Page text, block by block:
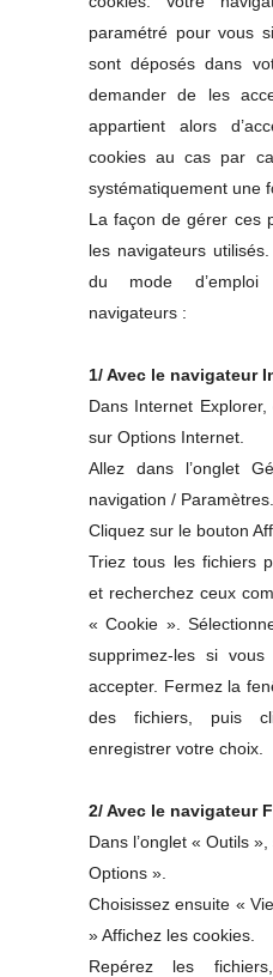
paramétré pour vous
sont déposés dans
demander de les
appartient alors
cookies au cas par
systématiquement une
La façon de gérer ces
les navigateurs
du mode
navigateurs :
1/ Avec le navigateur
Dans Internet
sur Options Internet.
Allez dans l’onglet
navigation / Paramètres.
Cliquez sur le bouton
Triez tous les fichiers
et recherchez ceux
« Cookie ».
supprimez-les si
accepter. Fermez la
des fichiers, puis
enregistrer votre choix.
2/ Avec le navigateur
Dans l’onglet « Outils
Options ».
Choisissez ensuite «
» Affichez les cookies.
Repérez les